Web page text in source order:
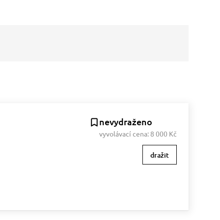
nevydraženo
vyvolávací cena: 8 000 Kč
dražit